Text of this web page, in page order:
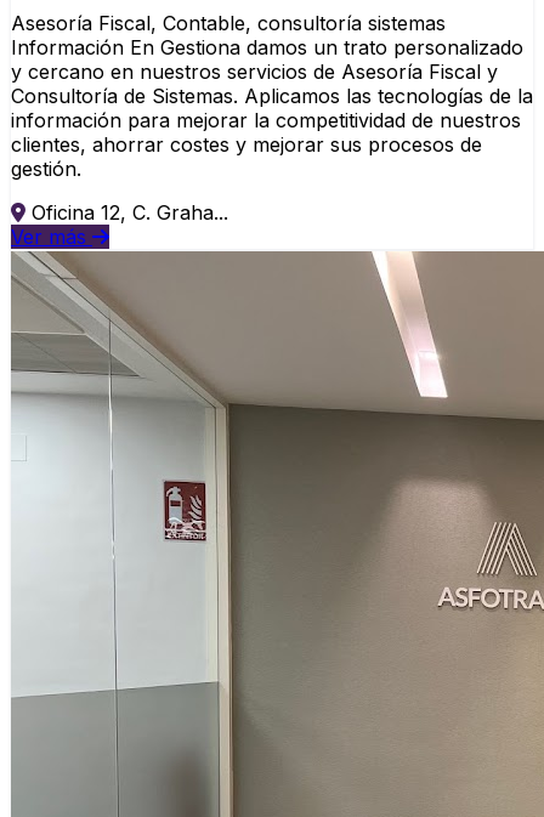
Asesoría Fiscal, Contable, consultoría sistemas
Información En Gestiona damos un trato personalizado
y cercano en nuestros servicios de Asesoría Fiscal y
Consultoría de Sistemas. Aplicamos las tecnologías de la
información para mejorar la competitividad de nuestros
clientes, ahorrar costes y mejorar sus procesos de
gestión.
Oficina 12, C. Graha...
Ver más